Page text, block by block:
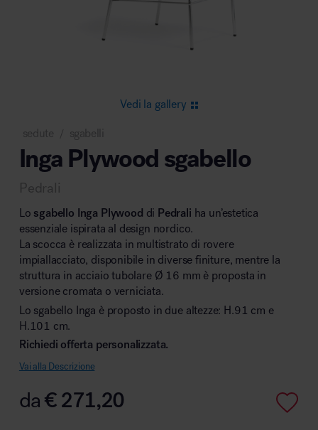
Area riunione e convegni
Area lounge e attesa
Area outdoor
Area hospitality
Vedi la gallery
sedute sgabelli
Inga Plywood sgabello
Pedrali
Lo sgabello Inga Plywood di Pedrali ha un’estetica
essenziale ispirata al design nordico.
La scocca è realizzata in multistrato di rovere
impiallacciato, disponibile in diverse finiture, mentre la
struttura in acciaio tubolare Ø 16 mm è proposta in
versione cromata o verniciata.
Lo sgabello Inga è proposto in due altezze: H.91 cm e
H.101 cm.
Richiedi offerta personalizzata.
Vai alla Descrizione
da€271,20